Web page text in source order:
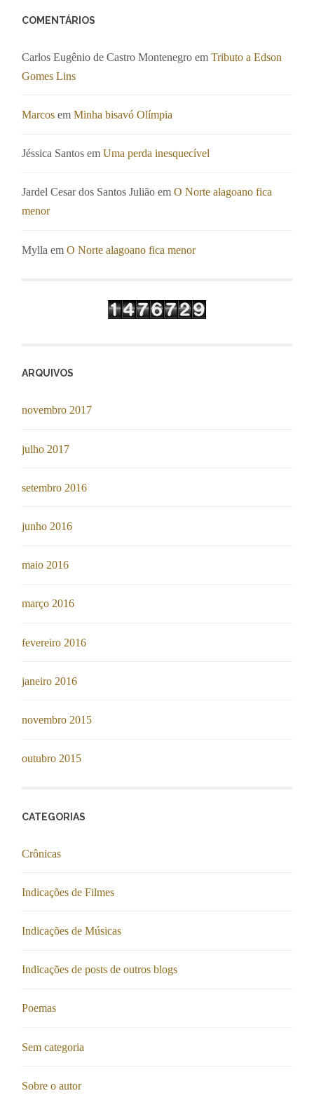
COMENTÁRIOS
Carlos Eugênio de Castro Montenegro emTributo a Edson
Gomes Lins
Marcos emMinha bisavó Olímpia
Jéssica Santos emUma perda inesquecível
Jardel Cesar dos Santos Julião emO Norte alagoano fica
menor
Mylla emO Norte alagoano fica menor
ARQUIVOS
novembro 2017
julho 2017
setembro 2016
junho 2016
maio 2016
março 2016
fevereiro 2016
janeiro 2016
novembro 2015
outubro 2015
CATEGORIAS
Crônicas
Indicações de Filmes
Indicações de Músicas
Indicações de posts de outros blogs
Poemas
Sem categoria
Sobre o autor